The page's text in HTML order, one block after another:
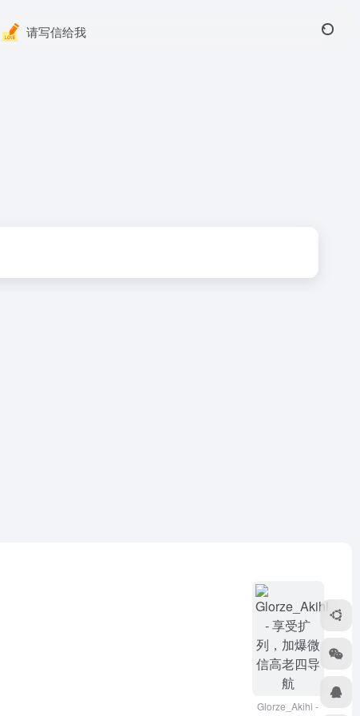
请写信给我
Glorze_Akihi -